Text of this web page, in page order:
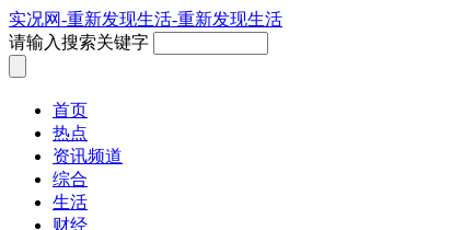
实况网-重新发现生活-重新发现生活
请输入搜索关键字
首页
热点
资讯频道
综合
生活
财经